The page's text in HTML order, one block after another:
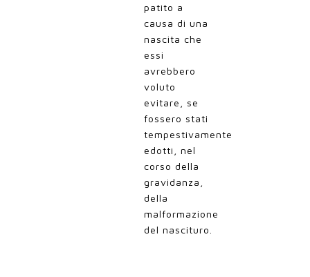
patito a
causa di una
nascita che
essi
avrebbero
voluto
evitare, se
fossero stati
tempestivamente
edotti, nel
corso della
gravidanza,
della
malformazione
del nascituro.